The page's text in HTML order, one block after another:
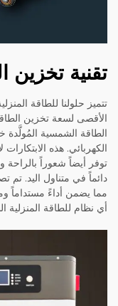
تقنية تخزين
تتميز حلولنا للطاقة
الأقصى لسعة تخزين
الطاقة الشمسية المُولَّدة
الكهربائي. هذه
توفر أيضاً شعوراً بالراحة
دائماً في متناول اليد. تم
مما يضمن أداءً مستداماً
أي نظام للطاقة المنزلية